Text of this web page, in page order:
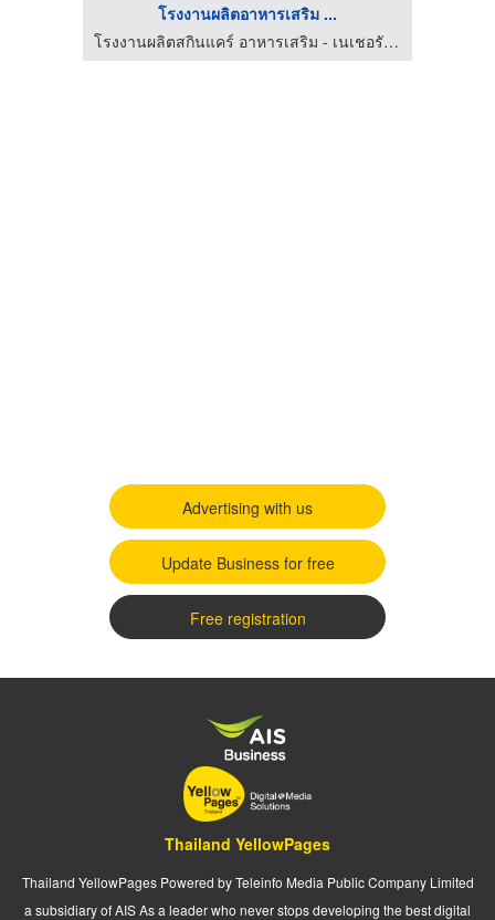
โรงงานผลิตอาหารเสริม ...
โรงงานผลิตสกินแคร์ อาหารเสริม - เนเชอรัล คอสเม็คส์
Advertising with us
Update Business for free
Free registration
Thailand YellowPages
Thailand YellowPages Powered by Teleinfo Media Public Company Limited
a subsidiary of AIS As a leader who never stops developing the best digital